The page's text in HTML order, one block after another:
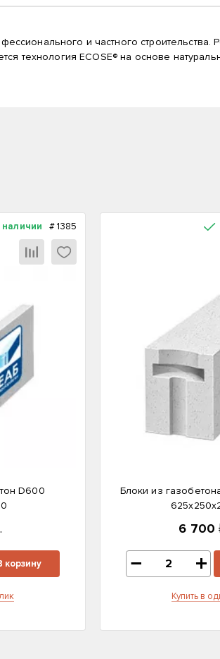
и частного
технология ECOSE® на основе
наличии #1385
D600
корзину
Блоки из
6 700
Купить в